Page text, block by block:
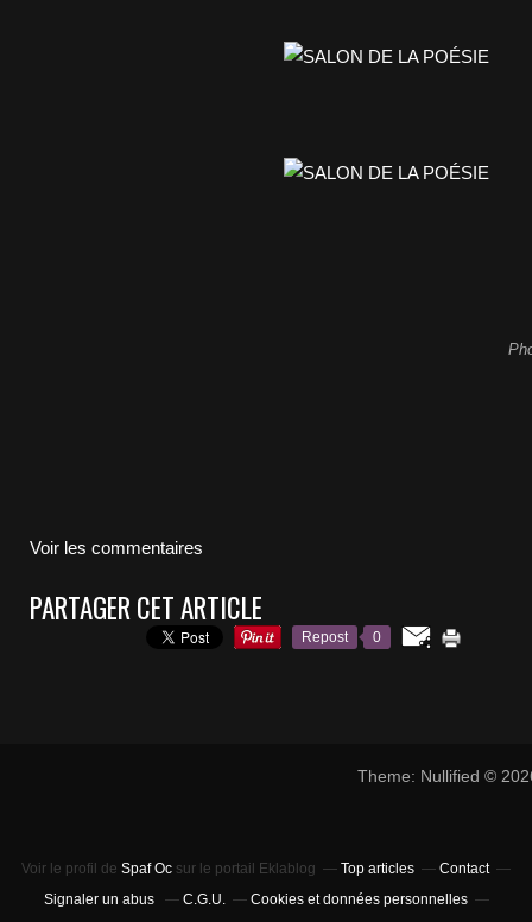
Voir les commentaires
PARTAGER CET ARTICLE
Repost 0
Theme: Nullified ©
Voir le profil de Spaf Oc sur le portail Eklablog Top articles
Contact
Signaler un abus
C.G.U.
Cookies et données personnelles